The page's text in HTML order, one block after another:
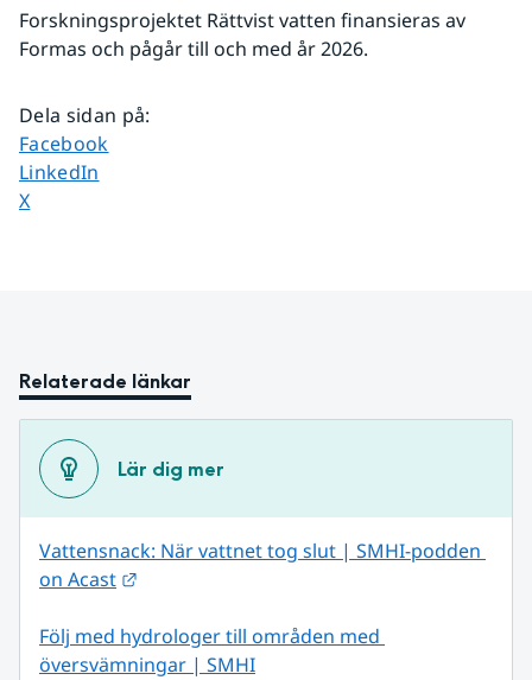
Forskningsprojektet Rättvist vatten finansieras av
Formas och pågår till och med år 2026.
Dela sidan på:
Dela sidan på
Facebook
Dela sidan på
LinkedIn
Dela sidan på
X
Relaterade länkar
Lär dig mer
Vattensnack: När vattnet tog slut | SMHI-podden
on Acast
Följ med hydrologer till områden med
översvämningar | SMHI